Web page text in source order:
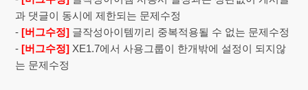
과 댓글이 동시에 제한되는 문제수정
- [버그수정] 글작성아이템끼리 중복적용될 수 없는 문제수정
- [버그수정] XE1.7에서 사용그룹이 한개밖에 설정이 되지않
는 문제수정